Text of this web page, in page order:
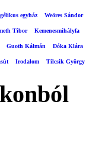
egyház Weöres Sándor
Tibor Kemenesmihályfa
Guoth Kálmán Dóka Klára
Irodalom Tilcsik György